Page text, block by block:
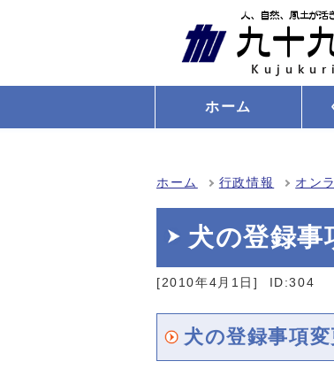
ホーム
ホーム 行政情報 オン
犬の登録事
[2010年4月1日] ID:304
犬の登録事項変